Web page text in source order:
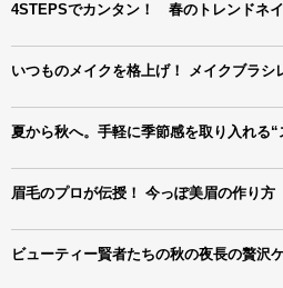
4STEPSでカンタン！ 春のトレンドネ
いつものメイクを格上げ！ メイクブラシ
夏から秋へ。手軽に季節感を取り入れる
眉毛のプロが伝授！ 今っぽ美眉の作り方
ビューティー賢者たちの秋の夜長の贅沢